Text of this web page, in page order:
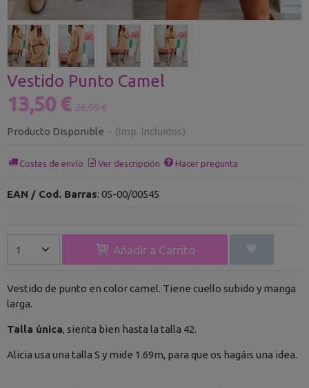
Vestido Punto Camel
13,50 € 26,99 €
Producto Disponible - (Imp. Incluidos)
Costes de envío Ver descripción Hacer pregunta
EAN / Cod. Barras: 05-00/00545
Añadir a Carrito
Vestido de punto en color camel. Tiene cuello subido y manga
larga.
Talla única, sienta bien hasta la talla 42.
Alicia usa una talla S y mide 1.69m, para que os hagáis una idea.